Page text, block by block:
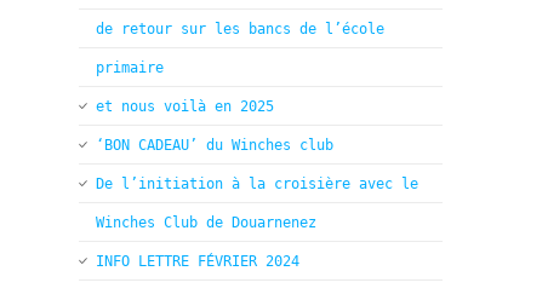
de retour sur les bancs de l’école
primaire
et nous voilà en 2025
‘BON CADEAU’ du Winches club
De l’initiation à la croisière avec le
Winches Club de Douarnenez
INFO LETTRE FÉVRIER 2024